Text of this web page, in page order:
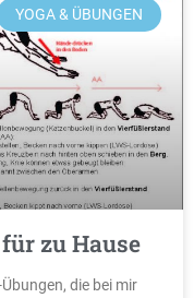
YOGA & ÜBUNGEN
zu Hause
die bei mir